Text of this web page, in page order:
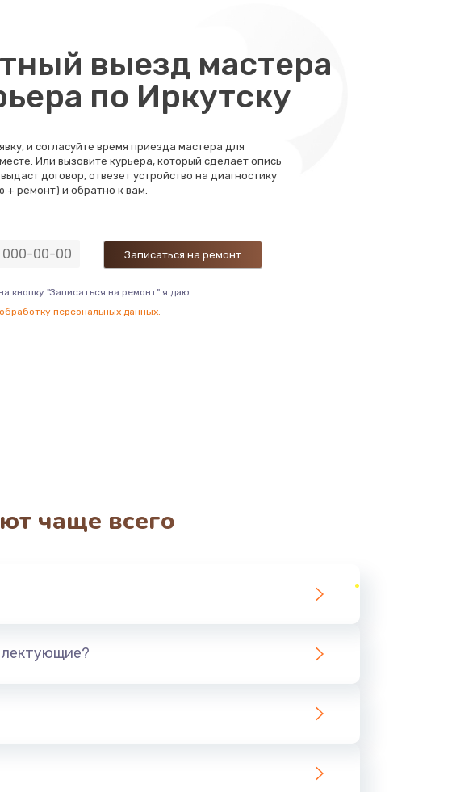
выезд мастера
по Иркутску
и согласуйте время приезда мастера для
Или вызовите курьера, который сделает опись
договор, отвезет устройство на диагностику
+ ремонт) и обратно к вам.
кнопку "Записаться на ремонт" я даю
персональных данных.
чаще всего